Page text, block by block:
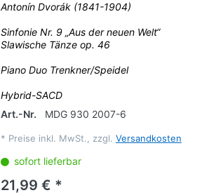
Antonín Dvorák (1841-1904)
Sinfonie Nr. 9 „Aus der neuen Welt“
Slawische Tänze op. 46
Piano Duo Trenkner/Speidel
Hybrid-SACD
Art.-Nr.
MDG 930 2007-6
* Preise inkl. MwSt., zzgl. Versandkosten
sofort lieferbar
21,99 € *